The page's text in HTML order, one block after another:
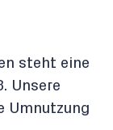
steht eine
Unsere
Umnutzung